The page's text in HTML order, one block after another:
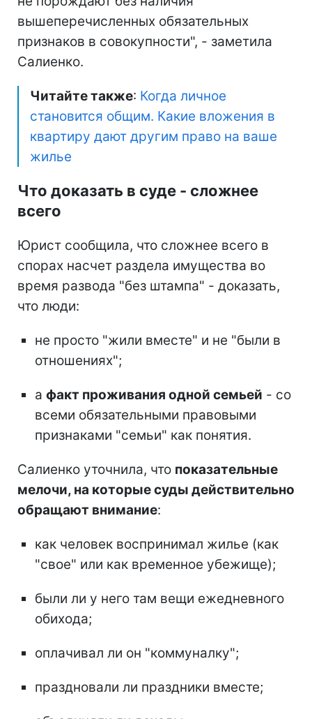
вышеперечисленных обязательных
признаков в совокупности", - заметила
Салиенко.
Читайте также: Когда личное
становится общим. Какие вложения в
квартиру дают другим право на ваше
жилье
Что доказать в суде - сложнее
всего
Юрист сообщила, что сложнее всего в
спорах насчет раздела имущества во
время развода "без штампа" - доказать,
что люди:
не просто "жили вместе" и не "были в
отношениях";
а факт проживания одной семьей - со
всеми обязательными правовыми
признаками "семьи" как понятия.
Салиенко уточнила, что показательные
мелочи, на которые суды действительно
обращают внимание:
как человек воспринимал жилье (как
"свое" или как временное убежище);
были ли у него там вещи ежедневного
обихода;
оплачивал ли он "коммуналку";
праздновали ли праздники вместе;